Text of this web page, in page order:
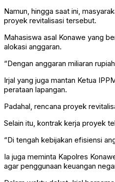
Namun, hingga saat ini,
proyek revitalisasi tersebut.
Mahasiswa asal Konawe yang
alokasi anggaran.
“Dengan anggaran miliaran
Irjal yang juga mantan Ketua
perataan lapangan.
Padahal, rencana proyek
Selain itu, kontrak kerja proyek
“Di tengah kebijakan efisiensi
Ia juga meminta Kapolres
agar penggunaan keuangan